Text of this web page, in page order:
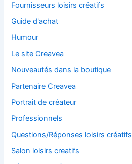
Fournisseurs loisirs créatifs
Guide d'achat
Humour
Le site Creavea
Nouveautés dans la boutique
Partenaire Creavea
Portrait de créateur
Professionnels
Questions/Réponses loisirs créatifs
Salon loisirs creatifs